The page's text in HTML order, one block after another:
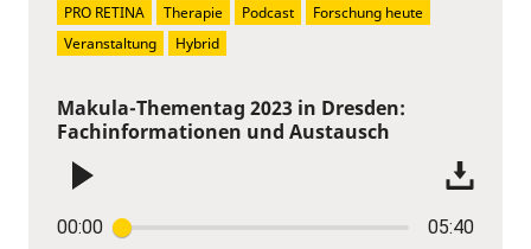
Makula-Thementag 2023 in Dresden:
Fachinformationen und Austausch
00:00 05:40
PRO RETINA
Therapie Podcast
Forschung heute
Veranstaltung
Hybrid